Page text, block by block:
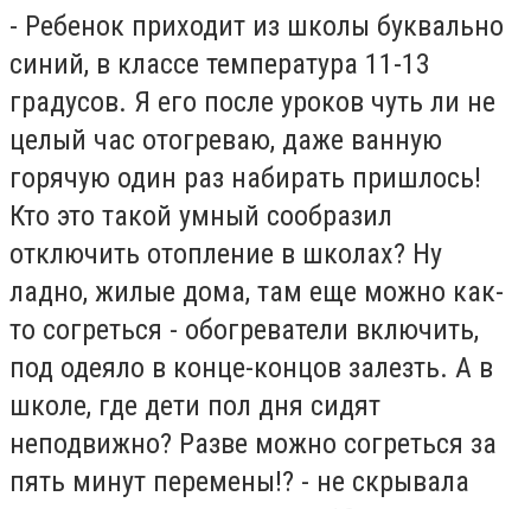
- Ребенок приходит из школы буквально
синий, в классе температура 11-13
градусов. Я его после уроков чуть ли не
целый час отогреваю, даже ванную
горячую один раз набирать пришлось!
Кто это такой умный сообразил
отключить отопление в школах? Ну
ладно, жилые дома, там еще можно как-
то согреться - обогреватели включить,
под одеяло в конце-концов залезть. А в
школе, где дети пол дня сидят
неподвижно? Разве можно согреться за
пять минут перемены!? - не скрывала